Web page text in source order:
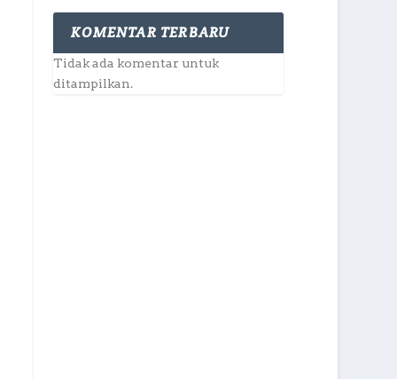
KOMENTAR TERBARU
Tidak ada komentar untuk
ditampilkan.